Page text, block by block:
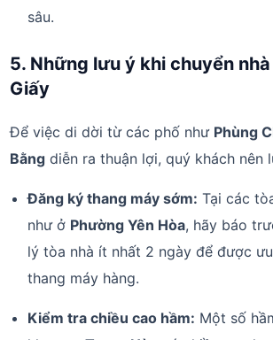
sâu.
5. Những lưu ý khi chuyển
Giấy
Để việc di dời từ các phố như Phùng
Bằng diễn ra thuận lợi, quý khách nên
Đăng ký thang máy sớm: Tại các
như ở Phường Yên Hòa, hãy báo
lý tòa nhà ít nhất 2 ngày để được
thang máy hàng.
Kiểm tra chiều cao hầm: Một số